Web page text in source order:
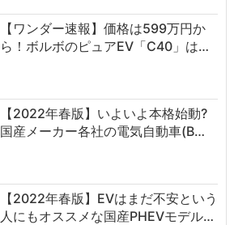
【ワンダー速報】価格は599万円か
ら！ボルボのピュアEV「C40」は…
【2022年春版】いよいよ本格始動?
国産メーカー各社の電気自動車(B…
【2022年春版】EVはまだ不安という
人にもオススメな国産PHEVモデル…